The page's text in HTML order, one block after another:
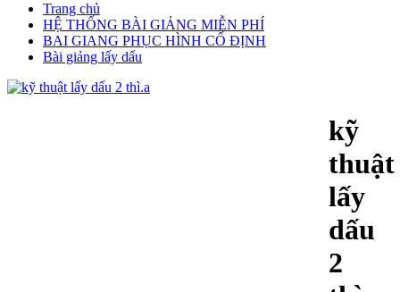
Trang chủ
HỆ THỐNG BÀI GIẢNG MIỄN PHÍ
BAI GIANG PHỤC HÌNH CỐ ĐỊNH
Bài giảng lấy dấu
kỹ
thuật
lấy
dấu
2